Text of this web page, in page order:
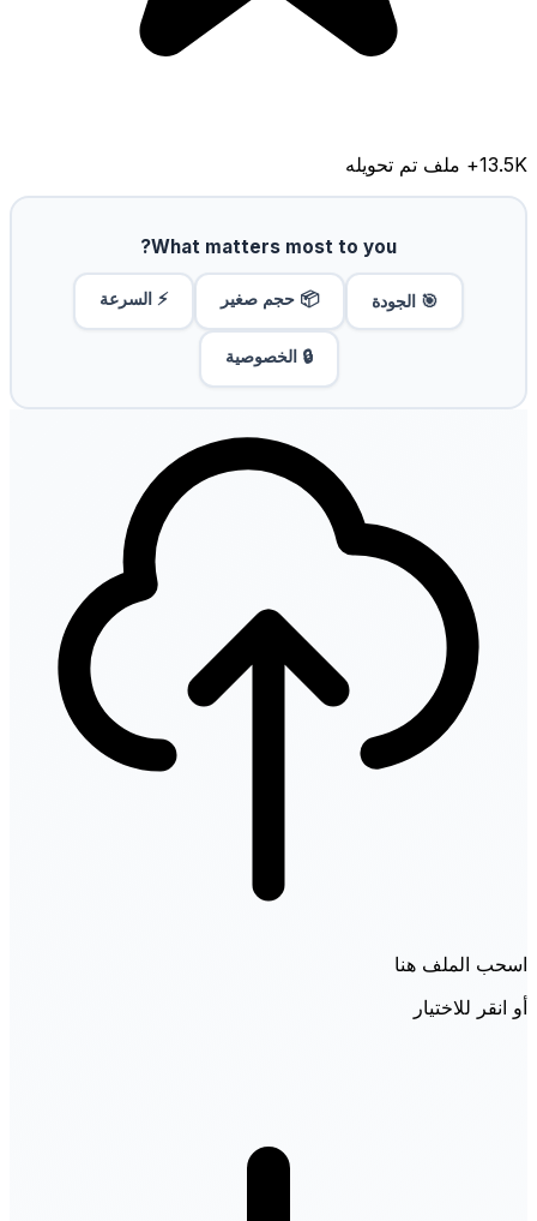
13.5K+ ملف تم تحويله
What matters most to you?
🎯 الجودة 📦 حجم صغير ⚡ السرعة
🔒 الخصوصية
اسحب الملف هنا
أو انقر للاختيار